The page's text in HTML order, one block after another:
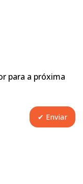
para a próxima